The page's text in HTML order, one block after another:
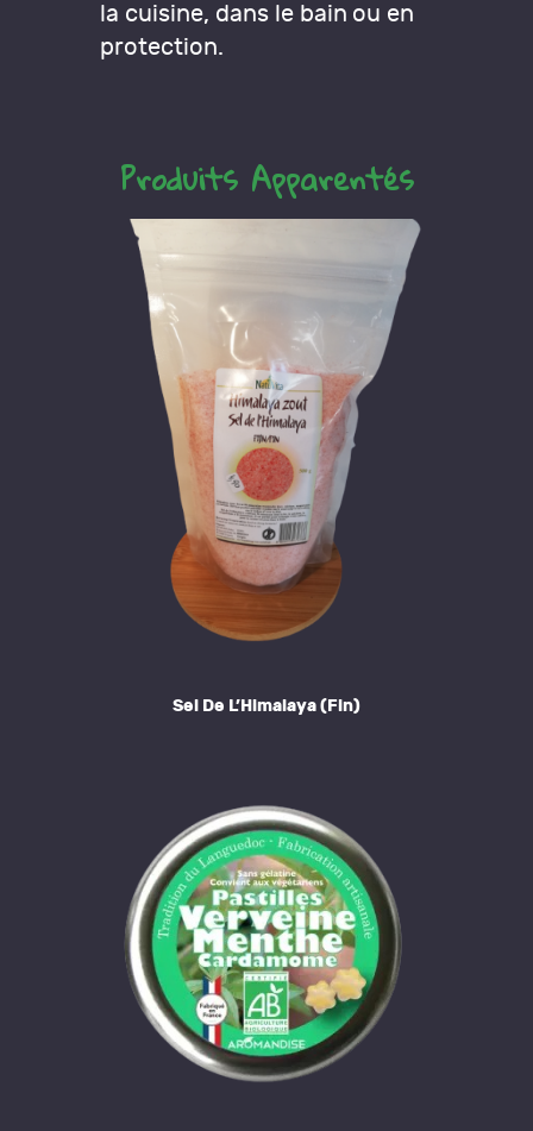
la cuisine, dans le bain ou en
protection.
Produits Apparentés
Sel De L’Himalaya (fin)